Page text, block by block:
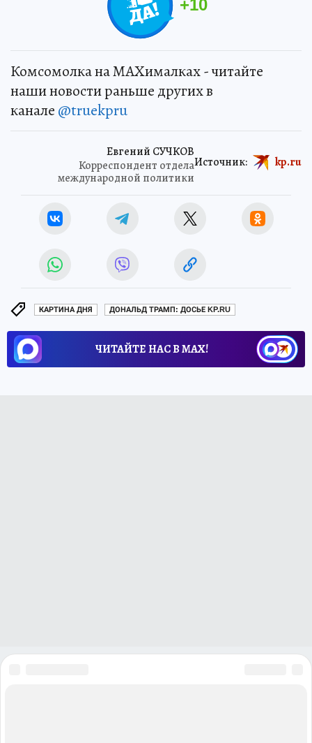
+10
Комсомолка на MAXималках - читайте
наши новости раньше других в
канале @truekpru
Евгений СУЧКОВ
Корреспондент отдела
международной политики
Источник: kp.ru
КАРТИНА ДНЯ ДОНАЛЬД ТРАМП: ДОСЬЕ KP.RU
ЧИТАЙТЕ НАС В МАХ!